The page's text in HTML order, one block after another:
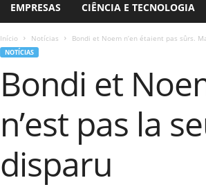
EMPRESAS CIÊNCIA E TECNOLOGIA
Início Notícias Bondi et Noem n’en étaient pas sûrs.
NOTÍCIAS
Bondi et
n’est pas la
disparu